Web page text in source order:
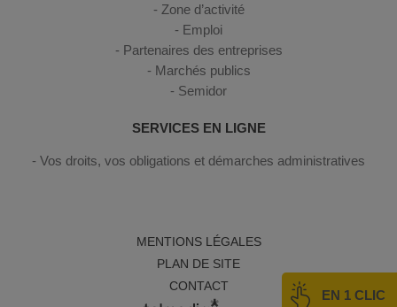
EN 1 CLIC
Zone d’activité
Emploi
Partenaires des entreprises
Marchés publics
Semidor
SERVICES EN LIGNE
Vos droits, vos obligations et démarches administratives
MENTIONS LÉGALES
PLAN DE SITE
CONTACT